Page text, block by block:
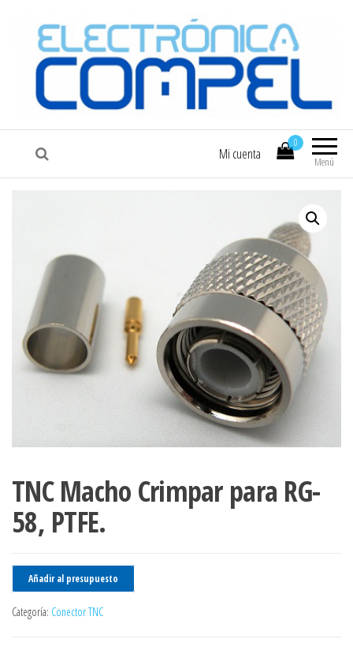
COMPEL Electrónica COMPEL
Menú
0
Mi cuenta
TNC Macho Crimpar para RG-
58, PTFE.
Añadir al presupuesto
Categoría: Conector TNC